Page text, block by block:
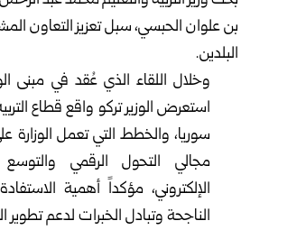
بن علوان الحبسي، سبل تعزيز التعاون
البلدين.
وخلال اللقاء الذي عُقد في مبنى
استعرض الوزير تركو واقع قطاع
سوريا، والخطط التي تعمل الوزارة
مجالي التحول الرقمي
الإلكتروني، مؤكداً أهمية
الناجحة وتبادل الخبرات لدعم تطوير